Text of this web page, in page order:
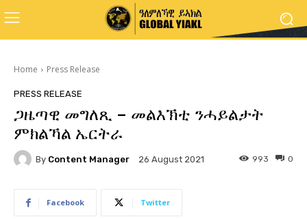
Home Press Release
PRESS RELEASE
ጋዜጣዊ መግለጺ – መልእኽቲ ንሓይልታት
ምክልኻል ኤርትራ
By Content Manager 26 August 2021 0
993
Facebook Twitter